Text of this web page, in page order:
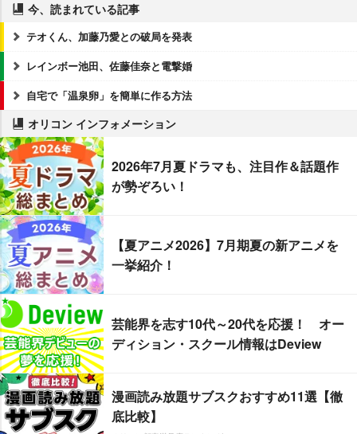
今、読まれている記事
テオくん、加藤乃愛との破局を発表
レインボー池田、佐藤佳奈と電撃婚
自宅で「温泉卵」を簡単に作る方法
オリコン インフォメーション
2026年7月夏ドラマも、注目作＆話題作
が勢ぞろい！
【夏アニメ2026】7月期夏の新アニメを
一挙紹介！
芸能界を志す10代～20代を応援！ オー
ディション・スクール情報はDeview
漫画読み放題サブスクおすすめ11選【徹
底比較】